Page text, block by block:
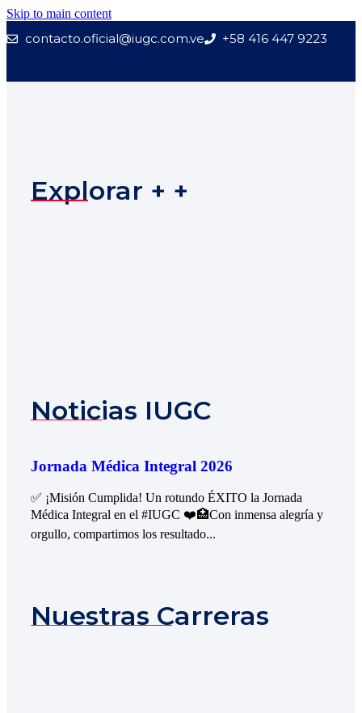
Skip to main content
contacto.oficial@iugc.com.ve +58 416 447 9223
Explorar + +
Noticias IUGC
Jornada Médica Integral 2026
✅ ¡Misión Cumplida! Un rotundo ÉXITO la Jornada
Médica Integral en el #IUGC ❤️🏥Con inmensa alegría y
orgullo, compartimos los resultado...
Nuestras Carreras